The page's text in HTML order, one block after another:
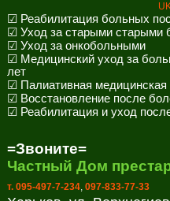
☑ Реабилитация больных
☑ Уход за старыми старыми
☑ Уход за онкобольными
☑ Медицинский уход за
лет
☑ Палиативная
☑ Восстановление после
☑ Реабилитация и уход
=Звоните=
Частный Дом
т. 095-497-7-234, 097-833-77-33